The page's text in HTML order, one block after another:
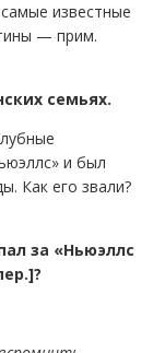
известные
— прим.
семьях.
и был
Как его звали?
за «Ньюэллс